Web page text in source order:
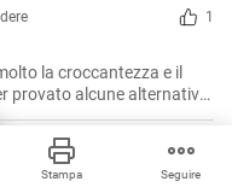
1
la croccantezza e il
provato alcune alternative
pienamente, ho deciso
esperimenti e
questa ricetta con tutti: il
Stampa Seguire